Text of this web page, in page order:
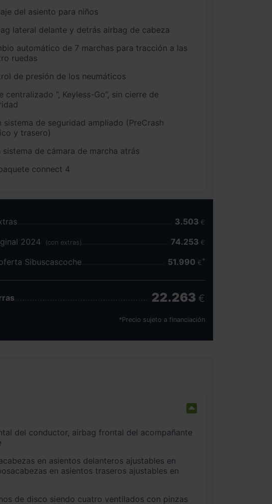
del asiento para niños
lateral delante y detrás airbag de cabeza
automático de 7 marchas para tracción a las
ruedas
de presión de los neumáticos
”, Keyless-Go”, sin cierre de
sistema de seguridad ampliado (PreCrash
y trasero)
sistema de cámara de marcha atrás
connect 4
3.503 €
2024 (con extras) 74.253 €
Sibuscascoche 51.990 €
22.263 €
*Precio sujeto a financiación
en asientos traseros ajustables en